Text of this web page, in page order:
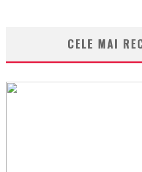
CELE MAI